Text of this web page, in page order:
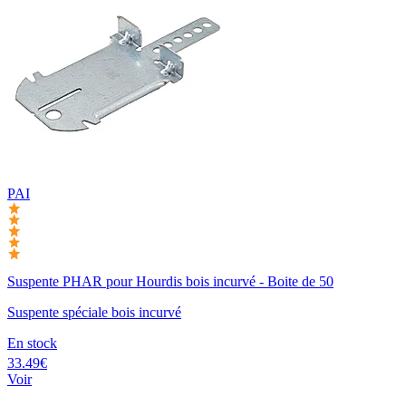
PAI
Suspente PHAR pour Hourdis bois incurvé - Boite de 50
Suspente spéciale bois incurvé
En stock
33.49€
Voir